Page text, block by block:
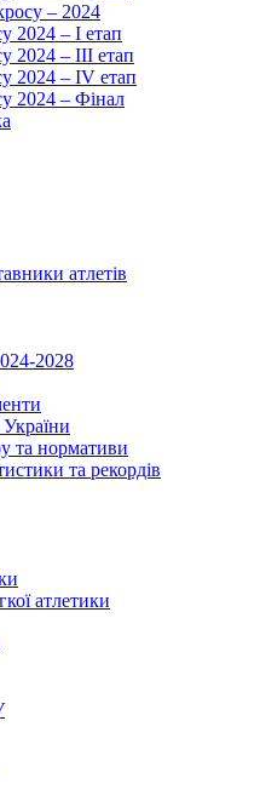
– 2024
2024 – I етап
2024 – III етап
2024 – IV етап
2024 – Фінал
атлетів
2028
та нормативи
та рекордів
атлетики